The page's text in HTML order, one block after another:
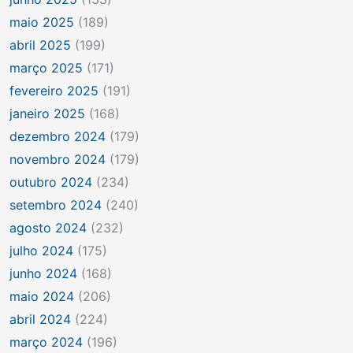
maio 2025 (189)
abril 2025 (199)
março 2025 (171)
fevereiro 2025 (191)
janeiro 2025 (168)
dezembro 2024 (179)
novembro 2024 (179)
outubro 2024 (234)
setembro 2024 (240)
agosto 2024 (232)
julho 2024 (175)
junho 2024 (168)
maio 2024 (206)
abril 2024 (224)
março 2024 (196)